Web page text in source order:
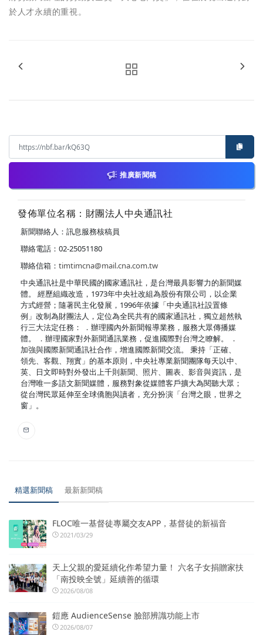
於人才永續的重視。
推廣新聞稿
發佈單位名稱：財團法人中央通訊社
新聞聯絡人：訊息服務核稿員
聯絡電話：02-25051180
聯絡信箱： timtimcna@mail.cna.com.tw
中央通訊社是中華民國的國家通訊社，是台灣最具影響力的新聞媒
體。 經歷組織改造，1973年中央社改組為股份有限公司，以企業
方式經營；隨著民主化發展，1996年依據「中央通訊社設置條
例」改制為財團法人，定位為全民共有的國家通訊社，獨立超然執
行三大法定任務： ．辦理國內外新聞報導業務，服務大眾傳播媒
體。 ．辦理國家對外新聞通訊業務，促進國際對台灣之瞭解。 ．
加強與國際新聞通訊社合作，增進國際新聞交流。 秉持「正確、
領先、客觀、翔實」的基本原則，中央社專業新聞團隊每天以中、
英、日文即時對外發出上千則新聞、照片、圖表、影音與資訊，是
台灣唯一多語文新聞媒體，服務對象從媒體客戶擴大為閱聽大眾；
從台灣民眾延伸至全球僑胞與讀者，充分扮演「台灣之眼，世界之
窗」。
精選新聞稿 最新新聞稿
FLOC唯一基督徒專屬交友APP，基督徒的新福音
2021/03/29
天上父親的愛延續化作希望力量！ 六名子女捐贈家扶
「南投映全號」延續善的循環
2026/08/08
鎧應 AudienceSense 臉部辨識功能上市
2026/08/07